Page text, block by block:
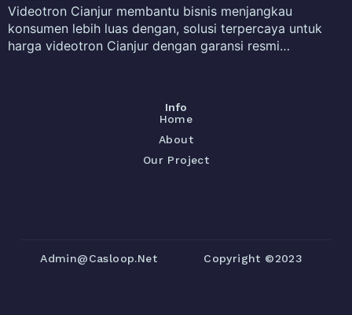
Videotron Cianjur membantu bisnis menjangkau
konsumen lebih luas dengan, solusi terpercaya untuk
harga videotron Cianjur dengan garansi resmi…
Info
Home
About
Our Project
Admin@casloop.net Copyright ©2023